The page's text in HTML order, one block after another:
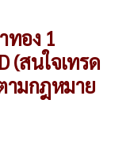
ทอง 1
(สนใจเทรด
ามกฎหมาย